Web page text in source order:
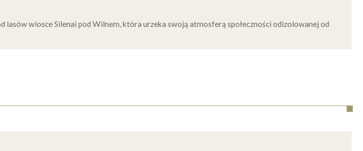
lasów wiosce Silenai pod Wilnem, która urzeka swoją atmosferą społeczności odizolowanej od